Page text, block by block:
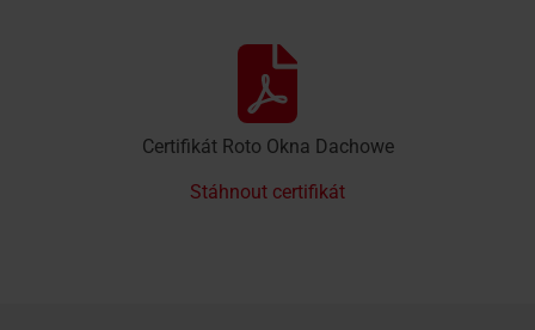
Certifikát Roto Okna Dachowe
Stáhnout certifikát